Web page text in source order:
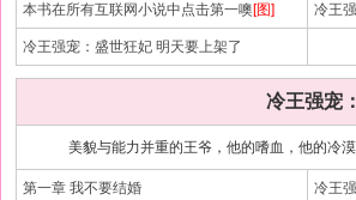
本书在所有互联网小说中点击第一噢[图] 冷王
冷王强宠：盛世狂妃 明天要上架了
冷王强宠
美貌与能力并重的王爷，他的嗜血，他的冷漠
第一章 我不要结婚 冷王